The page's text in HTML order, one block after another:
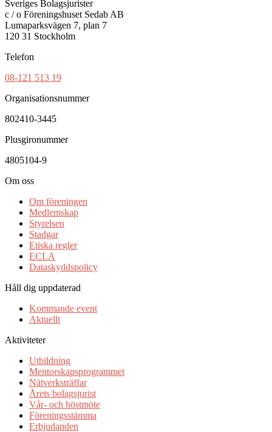
Sveriges Bolagsjurister
c / o Föreningshuset Sedab AB
Lumaparksvägen 7, plan 7
120 31 Stockholm
Telefon
08-121 513 19
Organisationsnummer
802410-3445
Plusgironummer
4805104-9
Om oss
Om föreningen
Medlemskap
Styrelsen
Stadgar
Etiska regler
ECLA
Dataskyddspolicy
Håll dig uppdaterad
Kommande event
Aktuellt
Aktiviteter
Utbildning
Mentorskapsprogrammet
Nätverksträffar
Årets bolagsjurist
Vår- och höstmöte
Föreningsstämma
Erbjudanden